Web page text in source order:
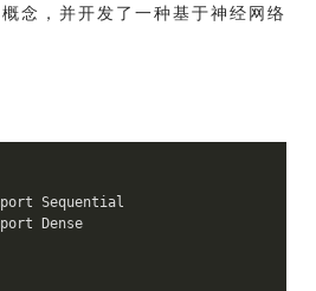
念，并开发了一种基于神经网络
Sequential
Dense